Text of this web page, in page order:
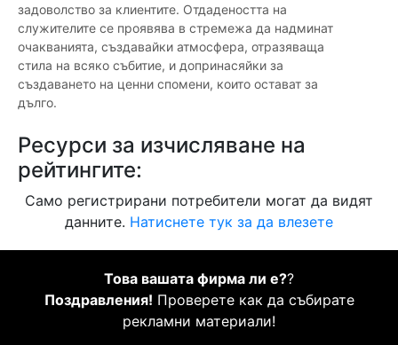
задоволство за клиентите. Отдадеността на
служителите се проявява в стремежа да надминат
очакванията, създавайки атмосфера, отразяваща
стила на всяко събитие, и допринасяйки за
създаването на ценни спомени, които остават за
дълго.
Ресурси за изчисляване на
рейтингите:
Само регистрирани потребители могат да видят
данните. Натиснете тук за да влезете
Това вашата фирма ли е??
Поздравления! Проверете как да събирате
рекламни материали!